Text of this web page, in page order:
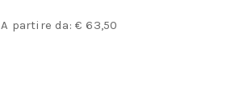
A partire da: € 63,50